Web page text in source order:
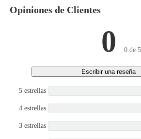
Opiniones de Clientes
0 0 de 5
Escribir una reseña
5 estrellas
4 estrellas
3 estrellas